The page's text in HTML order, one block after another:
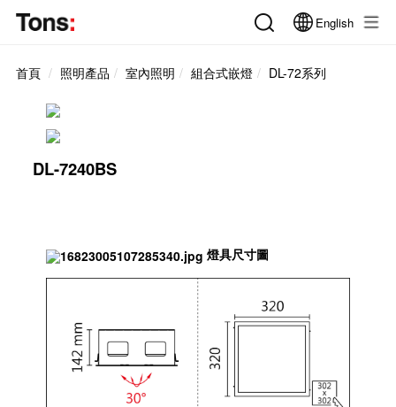
English
首頁 照明產品 室內照明 組合式嵌燈 DL-72系列
DL-7240BS
燈具尺寸圖